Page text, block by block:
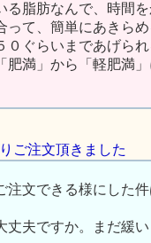
る脂肪なんで、時間
て、簡単にあきらめ
ぐらいまであげられ
満」から「軽肥満
ご注文頂きました
注文できる様にした
丈夫ですか。まだ緩